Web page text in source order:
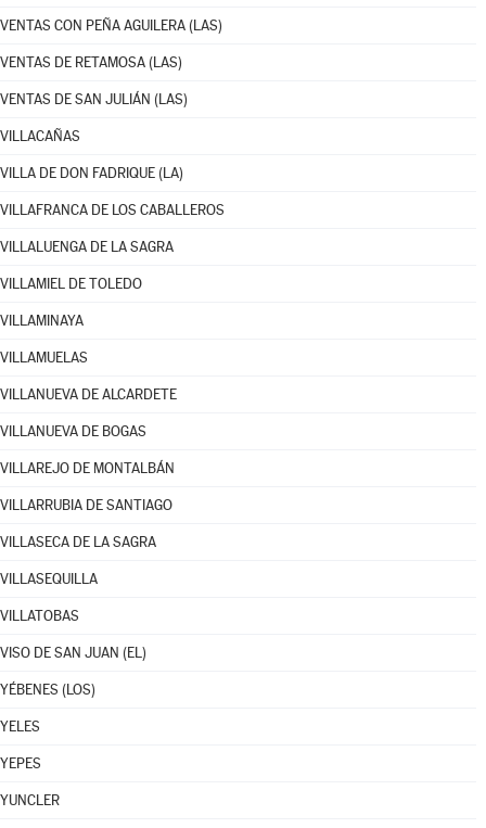
VENTAS CON PEÑA AGUILERA (LAS)
VENTAS DE RETAMOSA (LAS)
VENTAS DE SAN JULIÁN (LAS)
VILLACAÑAS
VILLA DE DON FADRIQUE (LA)
VILLAFRANCA DE LOS CABALLEROS
VILLALUENGA DE LA SAGRA
VILLAMIEL DE TOLEDO
VILLAMINAYA
VILLAMUELAS
VILLANUEVA DE ALCARDETE
VILLANUEVA DE BOGAS
VILLAREJO DE MONTALBÁN
VILLARRUBIA DE SANTIAGO
VILLASECA DE LA SAGRA
VILLASEQUILLA
VILLATOBAS
VISO DE SAN JUAN (EL)
YÉBENES (LOS)
YELES
YEPES
YUNCLER